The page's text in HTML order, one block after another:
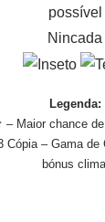
Nincada
Legenda:
– Maior chance
– Gama de
bónus